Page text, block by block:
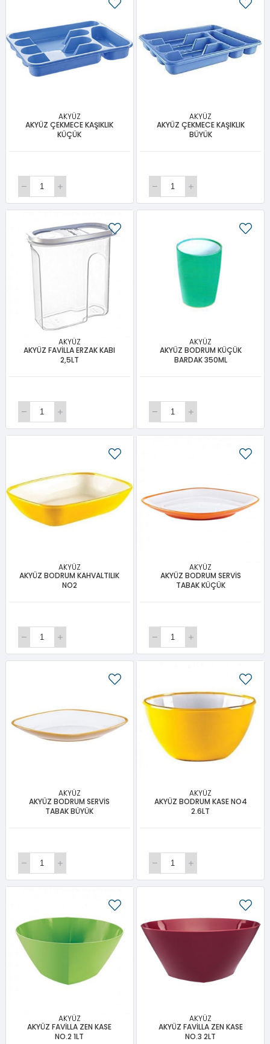
AKYÜZ
AKYÜZ ÇEKMECE KAŞIKLIK
KÜÇÜK
AKYÜZ
AKYÜZ ÇEKMECE KAŞIKLIK
BÜYÜK
AKYÜZ
AKYÜZ FAVİLLA ERZAK KABI
2,5LT
AKYÜZ
AKYÜZ BODRUM KÜÇÜK
BARDAK 350ML
AKYÜZ
AKYÜZ BODRUM KAHVALTILIK
NO2
AKYÜZ
AKYÜZ BODRUM SERVİS
TABAK KÜÇÜK
AKYÜZ
AKYÜZ BODRUM SERVİS
TABAK BÜYÜK
AKYÜZ
AKYÜZ BODRUM KASE NO4
2.6LT
AKYÜZ
AKYÜZ FAVİLLA ZEN KASE
NO.2 1LT
AKYÜZ
AKYÜZ FAVİLLA ZEN KASE
NO.3 2LT